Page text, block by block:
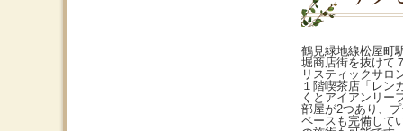
鶴見緑地線松屋町
堀商店街を抜けて
リスティックサ
１階喫茶店「レン
くとアイアンリー
部屋が2つあり、
ペースも完備して